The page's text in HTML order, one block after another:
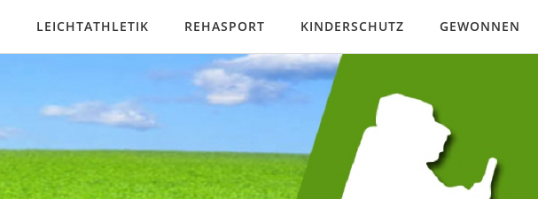
LEICHTATHLETIK REHASPORT KINDERSCHUTZ GEWONNEN